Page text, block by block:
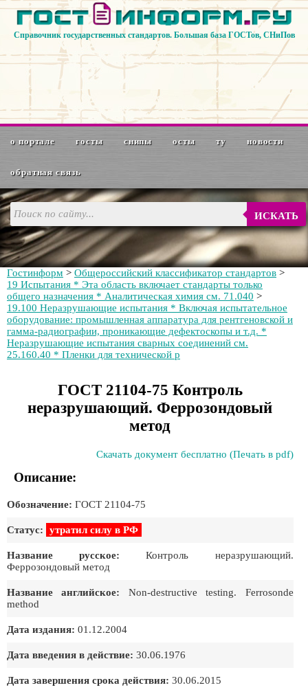
Справочник государственных стандартов. Большая база ГОСТов, СНиПов
о портале госты снипы осты ту новости
обратная связь
ИСКАТЬ
Гостинформ > Общероссийский классификатор стандартов >
19 Испытания * Эта область включает стандарты только
общего назначения * Аналитическая химия см. 71.040 >
19.100 Неразрушающие испытания * Включая испытательное
оборудование: промышленная аппаратура для рентгеновской и
гамма-радиографии, проникающие дефектоскопы и т.д. *
Неразрушающие испытания сварных соединений см.
25.160.40 * Пленки для технической р
ГОСТ 21104-75 Контроль
неразрушающий. Феррозондовый
метод
Скачать документ бесплатно (Печать в pdf)
Описание:
Обозначение: ГОСТ 21104-75
Статус: утратил силу в РФ
Название русское: Контроль неразрушающий.
Феррозондовый метод
Название английское: Non-destructive testing. Ferrosonde
method
Дата издания: 01.12.2004
Дата введения в действие: 30.06.1976
Дата завершения срока действия: 30.06.2015